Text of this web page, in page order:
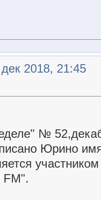
2018, 21:45
№
Юрино
FM".